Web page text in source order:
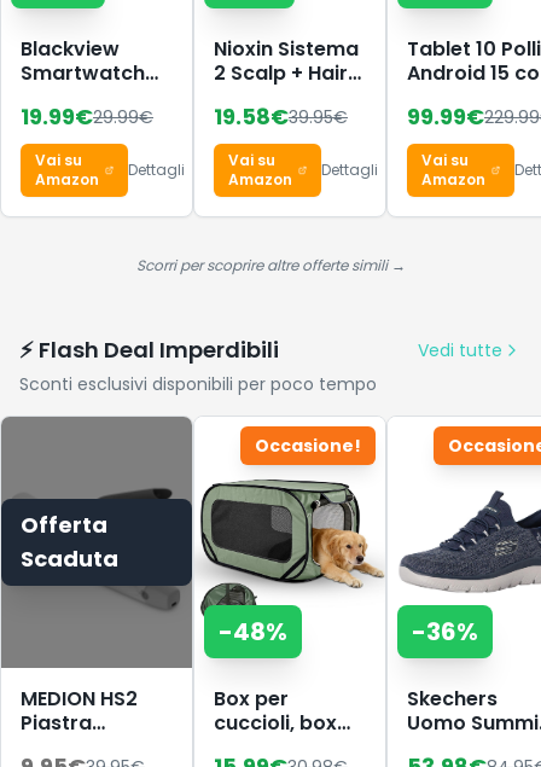
Blackview
Smartwatch
Effettua e
Rispondi alle
Chiamate,1,85''
Orologio
Intelligente
Monitoraggio
Android iOS
19.99€29.99€
Vai su
Amazon
Dettagli
Nioxin Sistema
2 Scalp + Hair
Shampoo
Fortificante
per Capelli
Naturali con
Assottigliamento
con Biotina e
19.58€39.95€
Vai su
Amazon
Dettagli
Tablet 10
Android 15
RAM+2TB
Espansione,
Widevine L1
99.99€229.99
Vai su
Amazon
Scorri per scoprire altre offerte simili →
⚡ Flash Deal Imperdibili
Vedi tutte
Sconti esclusivi disponibili per poco tempo
Offerta
Scaduta
MEDION HS2
Piastra
Occasione!
-48%
Box per
cuccioli, box
-36%
Skechers
Uomo